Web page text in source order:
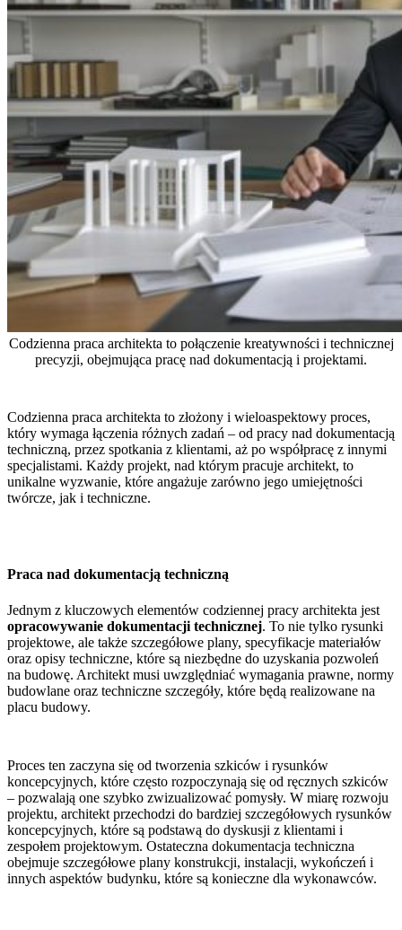
Codzienna praca architekta to połączenie kreatywności i technicznej
precyzji, obejmująca pracę nad dokumentacją i projektami.
Codzienna praca architekta to złożony i wieloaspektowy proces,
który wymaga łączenia różnych zadań – od pracy nad dokumentacją
techniczną, przez spotkania z klientami, aż po współpracę z innymi
specjalistami. Każdy projekt, nad którym pracuje architekt, to
unikalne wyzwanie, które angażuje zarówno jego umiejętności
twórcze, jak i techniczne.
Praca nad dokumentacją techniczną
Jednym z kluczowych elementów codziennej pracy architekta jest
opracowywanie dokumentacji technicznej. To nie tylko rysunki
projektowe, ale także szczegółowe plany, specyfikacje materiałów
oraz opisy techniczne, które są niezbędne do uzyskania pozwoleń
na budowę. Architekt musi uwzględniać wymagania prawne, normy
budowlane oraz techniczne szczegóły, które będą realizowane na
placu budowy.
Proces ten zaczyna się od tworzenia szkiców i rysunków
koncepcyjnych, które często rozpoczynają się od ręcznych szkiców
– pozwalają one szybko zwizualizować pomysły. W miarę rozwoju
projektu, architekt przechodzi do bardziej szczegółowych rysunków
koncepcyjnych, które są podstawą do dyskusji z klientami i
zespołem projektowym. Ostateczna dokumentacja techniczna
obejmuje szczegółowe plany konstrukcji, instalacji, wykończeń i
innych aspektów budynku, które są konieczne dla wykonawców.